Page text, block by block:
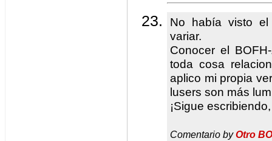
No había visto
variar.
Conocer el
toda cosa
aplico mi propia
lusers son más
¡Sigue
Comentario byOtro